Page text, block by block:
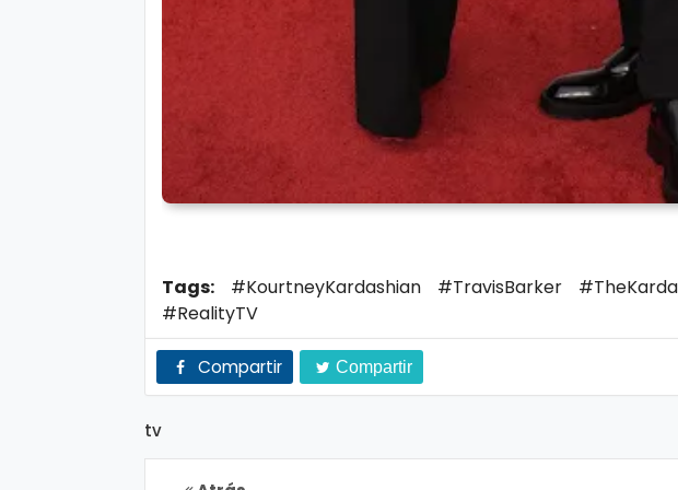
Tags: #KourtneyKardashian #TravisBarker
#RealityTV
Compartir Compartir
tv